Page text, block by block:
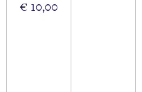
€ 10,00